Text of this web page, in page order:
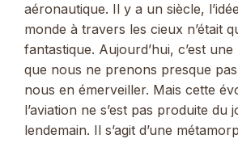
aéronautique. Il y a un siècle,
monde à travers les cieux n’était
fantastique. Aujourd’hui, c’est
que nous ne prenons presque
nous en émerveiller. Mais cette
l’aviation ne s’est pas produite du
lendemain. Il s’agit d’une